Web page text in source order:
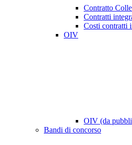
Contratto
Contratti
Costi contratti
OIV
OIV (da
Bandi di concorso